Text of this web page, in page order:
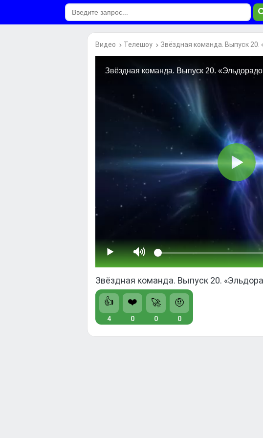
Видео Телешоу Звёздная команда. Выпуск 20.
Звёздная команда. Выпуск 20.
👍
4
❤️
0
🚀
0
🤨
0